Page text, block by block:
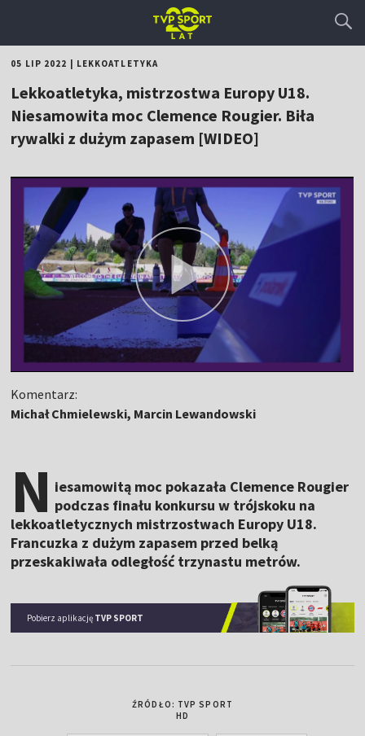
05 LIP 2022 LEKKOATLETYKA
Lekkoatletyka, mistrzostwa Europy U18.
Niesamowita moc Clemence Rougier. Biła
rywalki z dużym zapasem [WIDEO]
Komentarz:
Michał Chmielewski, Marcin Lewandowski
N iesamowitą moc pokazała Clemence Rougier
podczas finału konkursu w trójskoku na
lekkoatletycznych mistrzostwach Europy U18.
Francuzka z dużym zapasem przed belką
przeskakiwała odległość trzynastu metrów.
Pobierz aplikację TVP SPORT
ŹRÓDŁO: TVP SPORT
HD